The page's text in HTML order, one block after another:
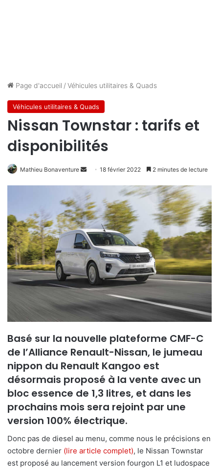
Page d'accueil /Véhicules utilitaires & Quads
Véhicules utilitaires & Quads
Nissan Townstar : tarifs et
disponibilités
Mathieu Bonaventure
Envoyer18 février 2022 2 minutes de lecture
Basé sur la nouvelle plateforme CMF-C
de l’Alliance Renault-Nissan, le jumeau
nippon du Renault Kangoo est
désormais proposé à la vente avec un
bloc essence de 1,3 litres, et dans les
prochains mois sera rejoint par une
version 100% électrique.
Donc pas de diesel au menu, comme nous le précisions en
octobre dernier (lire article complet), le Nissan Townstar
est proposé au lancement version fourgon L1 et ludospace